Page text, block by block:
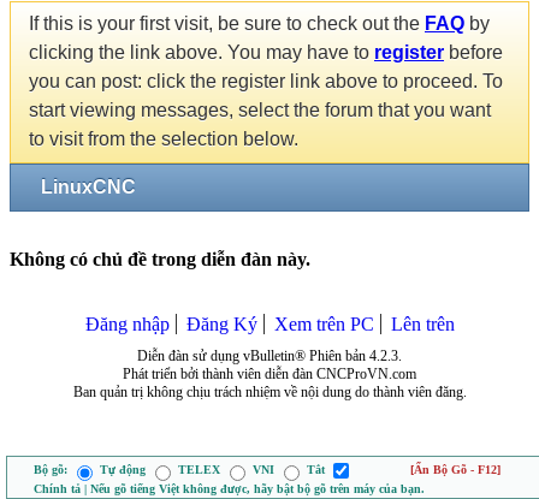
If this is your first visit, be sure to check out the FAQ by
clicking the link above. You may have to register before
you can post: click the register link above to proceed. To
start viewing messages, select the forum that you want
to visit from the selection below.
LinuxCNC
Không có chủ đề trong diễn đàn này.
Đăng nhập Đăng Ký Xem trên PC Lên trên
Diễn đàn sử dụng vBulletin® Phiên bản 4.2.3.
Phát triển bởi thành viên diễn đàn CNCProVN.com
Ban quản trị không chịu trách nhiệm về nội dung do thành viên đăng.
Bộ gõ: Tự động TELEX VNI Tắt
[Ẩn Bộ Gõ - F12]
Chính tả | Nếu gõ tiếng Việt không được, hãy bật bộ gõ trên máy của bạn.